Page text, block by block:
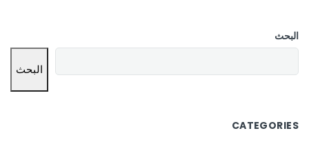
البحث
البحث
CATEGORIES